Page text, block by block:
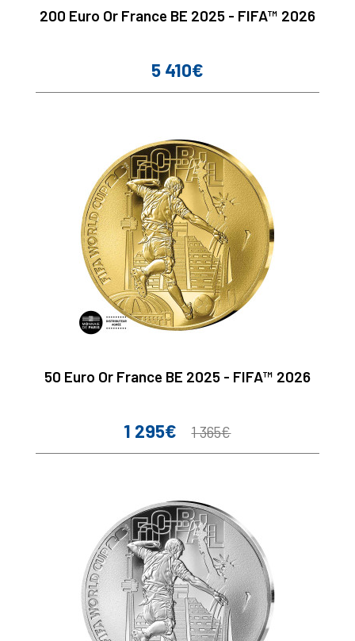
200 Euro Or France BE 2025 - FIFA™ 2026
Prix
5 410€
50 Euro Or France BE 2025 - FIFA™ 2026
Prix
1 295€
Prix
1 365€